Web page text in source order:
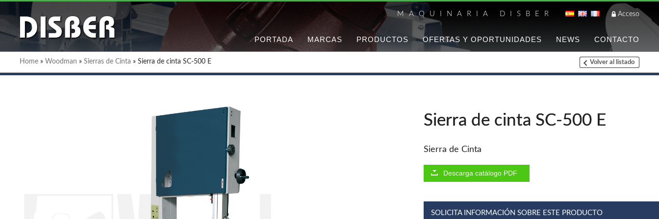
MAQUINARIA DISBER Acceso
PORTADA MARCAS PRODUCTOS OFERTAS Y OPORTUNIDADES NEWS CONTACTO
Listado de
Clavadoras Batería
Grapadoras Bateria
Chapadoras de cantos
Aspiradores portatiles
Home » Woodman » Sierras de Cinta » Sierra de cinta SC-500 E Volver al listado
Sierra de cinta SC-500 E
Sierra de Cinta
Descarga catálogo PDF
SOLICITA INFORMACIÓN SOBRE ESTE PRODUCTO